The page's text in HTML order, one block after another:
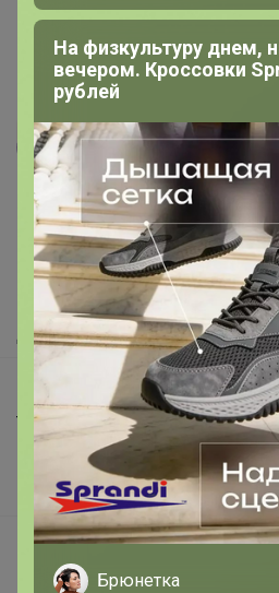
Как здесь все устроено?
Как сделать заказ?
Как получить?
Доставка
Торговые марки
Наша команда
В наличии
Подарочные сертификаты
Реклама на сайте
На физкультуру днем,
вечером. Кроссовки
рублей
Брюнетка